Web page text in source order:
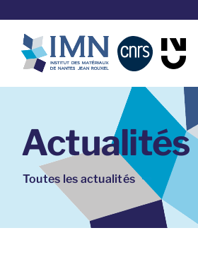
au
contenu
L’Institut
Thématiques
Equipes
Projets/Collaborations
Actualités
Toutes les actualités